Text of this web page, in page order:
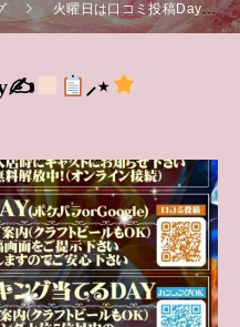
火曜日は口コミ投稿Day✍
⸝‍⋆